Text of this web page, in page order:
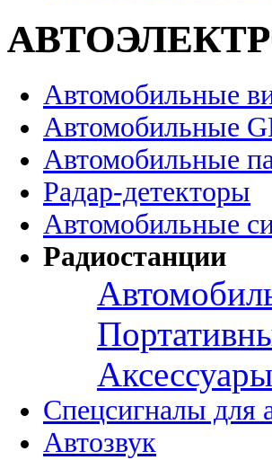
Автомобильные
Автомобильные
Автомобильные
Радар-детекторы
Автомобильные
Радиостанции
Спецсигналы для
Автозвук